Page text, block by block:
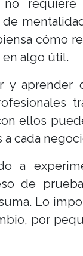
requiere
cómo
algo útil.
y aprender
ellos
a cada
a
de
Lo
por